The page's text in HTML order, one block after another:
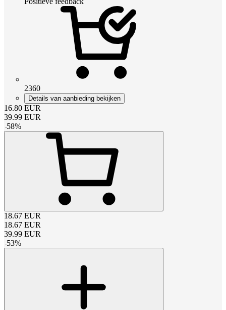
2360
Details van aanbieding bekijken
16.80 EUR
39.99 EUR
-58%
18.67 EUR
18.67 EUR
39.99 EUR
-53%